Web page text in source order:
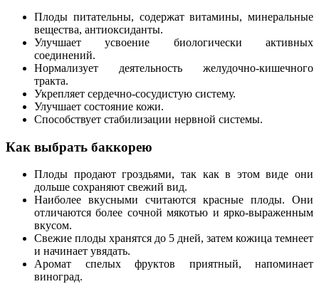
Плоды питательны, содержат витамины, минеральные
вещества, антиоксиданты.
Улучшает усвоение биологически активных
соединений.
Нормализует деятельность желудочно-кишечного
тракта.
Укрепляет сердечно-сосудистую систему.
Улучшает состояние кожи.
Способствует стабилизации нервной системы.
Как выбрать баккорею
Плоды продают гроздьями, так как в этом виде они
дольше сохраняют свежий вид.
Наиболее вкусными считаются красные плоды. Они
отличаются более сочной мякотью и ярко-выраженным
вкусом.
Свежие плоды хранятся до 5 дней, затем кожица темнеет
и начинает увядать.
Аромат спелых фруктов приятный, напоминает
виноград.